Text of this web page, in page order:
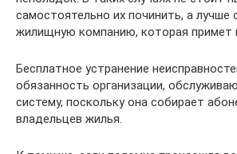
самостоятельно их починить, а лучше
жилищную компанию, которая примет
Бесплатное устранение
обязанность организации,
систему, поскольку она собирает
владельцев жилья.